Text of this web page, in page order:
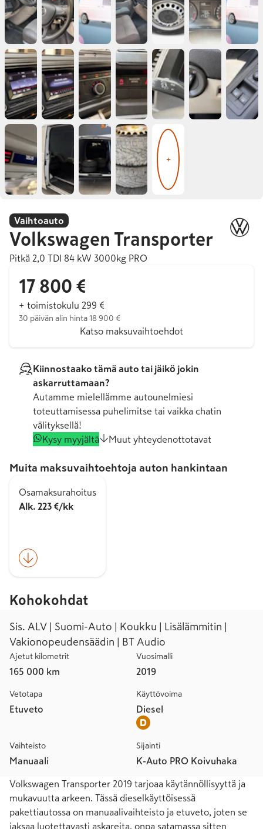
+
Vaihtoauto
Volkswagen Transporter
Pitkä 2,0 TDI 84 kW 3000kg PRO
17 800 €
+ toimistokulu 299 €
30 päivän alin hinta 18 900 €
Katso maksuvaihtoehdot
Kiinnostaako tämä auto tai jäikö jokin
askarruttamaan?
Autamme mielellämme autounelmiesi
toteuttamisessa puhelimitse tai vaikka chatin
välityksellä!
Kysy myyjältä
Muut yhteydenottotavat
Muita maksuvaihtoehtoja auton hankintaan
Osamaksurahoitus
Alk. 223 €/kk
Kohokohdat
Sis. ALV | Suomi-Auto | Koukku | Lisälämmitin |
Vakionopeudensäädin | BT Audio
Ajetut kilometrit
165 000 km
Vuosimalli
2019
Vetotapa
Etuveto
Käyttövoima
Diesel
Vaihteisto
Manuaali
Sijainti
K-Auto PRO Koivuhaka
Volkswagen Transporter 2019 tarjoaa käytännöllisyyttä ja
mukavuutta arkeen. Tässä dieselkäyttöisessä
pakettiautossa on manuaalivaihteisto ja etuveto, joten se
jaksaa luotettavasti askareita, onpa satamassa sitten